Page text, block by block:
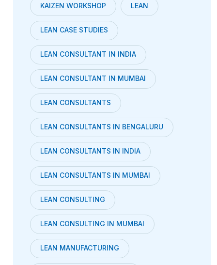
KAIZEN WORKSHOP LEAN
LEAN CASE STUDIES
LEAN CONSULTANT IN INDIA
LEAN CONSULTANT IN MUMBAI
LEAN CONSULTANTS
LEAN CONSULTANTS IN BENGALURU
LEAN CONSULTANTS IN INDIA
LEAN CONSULTANTS IN MUMBAI
LEAN CONSULTING
LEAN CONSULTING IN MUMBAI
LEAN MANUFACTURING